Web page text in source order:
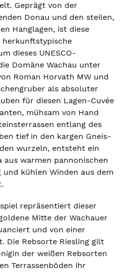
Geprägt von der
Donau und den steilen,
Hanglagen, ist diese
herkunftstypische
dieses UNESCO-
Domäne Wachau unter
Roman Horvath MW und
als absoluter
für diesen Lagen-Cuvée
mühsam von Hand
entlang des
tief in den kargen Gneis-
wurzeln, entsteht ein
aus warmen pannonischen
kühlen Winden aus dem
repräsentiert dieser
Mitte der Wachauer
und von einer
Die Rebsorte Riesling gilt
der weißen Rebsorten
Terrassenböden ihr